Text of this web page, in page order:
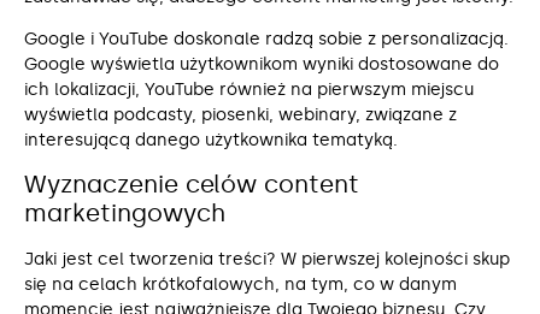
Google i YouTube doskonale radzą sobie z personalizacją.
Google wyświetla użytkownikom wyniki dostosowane do
ich lokalizacji, YouTube również na pierwszym miejscu
wyświetla podcasty, piosenki, webinary, związane z
interesującą danego użytkownika tematyką.
Wyznaczenie celów content
marketingowych
Jaki jest cel tworzenia treści? W pierwszej kolejności skup
się na celach krótkofalowych, na tym, co w danym